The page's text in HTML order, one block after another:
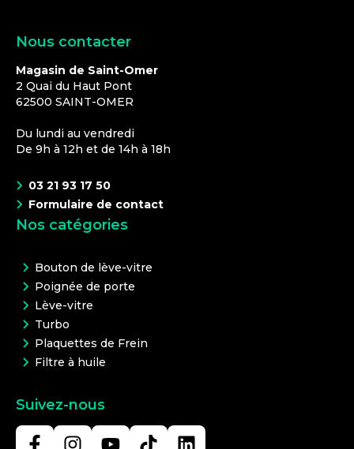
Nous contacter
Magasin de Saint-Omer
2 Quai du Haut Pont
62500 SAINT-OMER
Du lundi au vendredi
De 9h à 12h et de 14h à 18h
03 21 93 17 50
Formulaire de contact
Nos catégories
Bouton de lève-vitre
Poignée de porte
Lève-vitre
Turbo
Plaquettes de Frein
Filtre à huile
Suivez-nous